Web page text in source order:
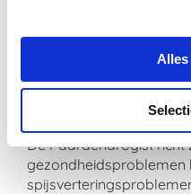
Alles
hoge productienormen
Welke soorten
De
voornamelijk?
De Paardendrogist richt